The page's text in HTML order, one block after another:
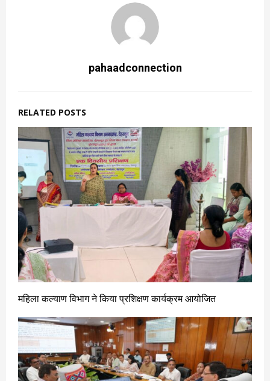
pahaadconnection
RELATED POSTS
महिला कल्याण विभाग ने किया प्रशिक्षण कार्यक्रम आयोजित